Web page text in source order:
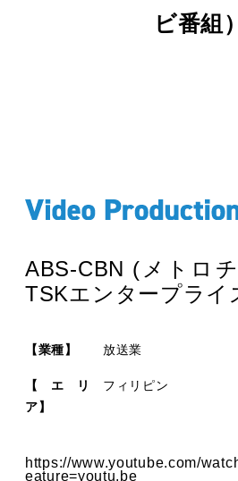
ビ番組）
ABS-CBN (メトロ
TSKエンタープライ
【業種】 放送業
【エリ
ア】
フィリピン
https://www.youtube.com/
eature=youtu.be